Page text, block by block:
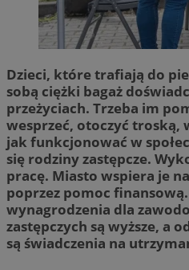
Dzieci, które trafiają do
sobą ciężki bagaż
przeżyciach. Trzeba im
wesprzeć, otoczyć troską,
jak funkcjonować w
się rodziny zastępcze.
pracę. Miasto wspiera je
poprzez pomoc
wynagrodzenia dla
zastępczych są wyższe, a
są świadczenia na